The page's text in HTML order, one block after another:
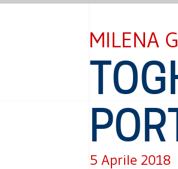
MILENA
5 Aprile 2018